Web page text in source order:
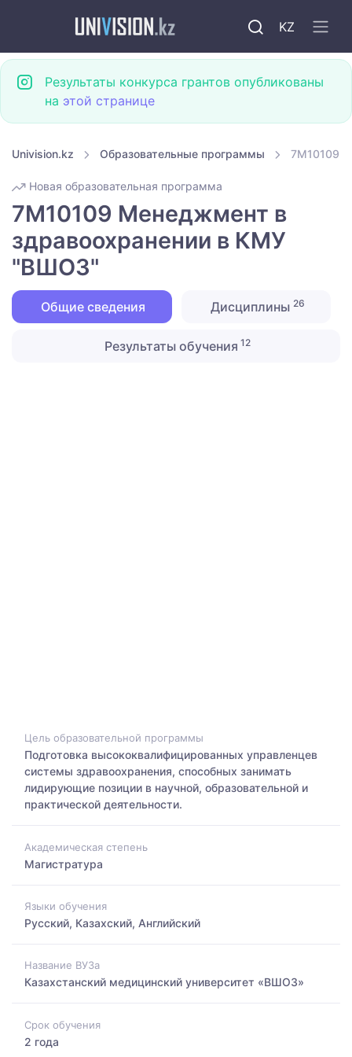
KZ
Результаты конкурса грантов опубликованы
на этой странице
Univision.kz Образовательные программы 7M10109
Новая образовательная программа
7M10109 Менеджмент в
здравоохранении в КМУ
"ВШОЗ"
Общие сведения Дисциплины 26
Результаты обучения 12
Цель образовательной программы
Подготовка высококвалифицированных управленцев
системы здравоохранения, способных занимать
лидирующие позиции в научной, образовательной и
практической деятельности.
Академическая степень
Магистратура
Языки обучения
Русский, Казахский, Английский
Название ВУЗа
Казахстанский медицинский университет «ВШОЗ»
Срок обучения
2 года